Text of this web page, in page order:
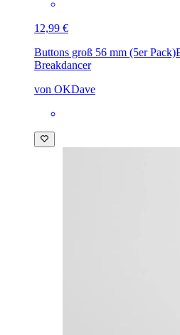
12,99 €
Buttons groß 56 mm (5er Pack)
Breakdancer
von OKDave